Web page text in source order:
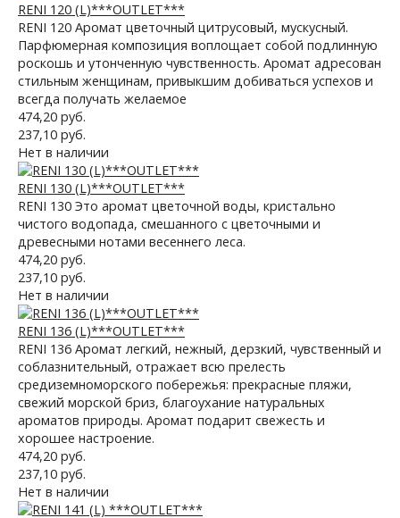
RENI 120 (L)***OUTLET***
RENI 120 Аромат цветочный цитрусовый, мускусный.
Парфюмерная композиция воплощает собой подлинную
роскошь и утонченную чувственность. Аромат адресован
стильным женщинам, привыкшим добиваться успехов и
всегда получать желаемое
474,20 руб.
237,10 руб.
Нет в наличии
RENI 130 (L)***OUTLET***
RENI 130 Это аромат цветочной воды, кристально
чистого водопада, смешанного с цветочными и
древесными нотами весеннего леса.
474,20 руб.
237,10 руб.
Нет в наличии
RENI 136 (L)***OUTLET***
RENI 136 Aромат легкий, нежный, дерзкий, чувственный и
соблазнительный, отражает всю прелесть
средиземноморского побережья: прекрасные пляжи,
свежий морской бриз, благоухание натуральных
ароматов природы. Аромат подарит свежесть и
хорошее настроение.
474,20 руб.
237,10 руб.
Нет в наличии